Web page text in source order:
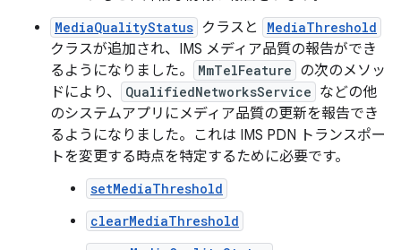
MediaQualityStatus クラスと MediaThreshold
クラスが追加され、IMS メディア品質の報告ができ
るようになりました。
MmTelFeature の次のメソッ
ドにより、
QualifiedNetworksService などの他
のシステムアプリにメディア品質の更新を報告でき
るようになりました。これは IMS PDN トランスポー
トを変更する時点を特定するために必要です。
setMediaThreshold
clearMediaThreshold